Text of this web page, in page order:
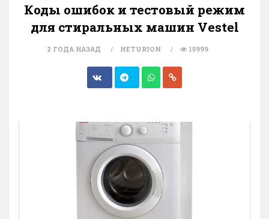
Коды ошибок и тестовый режим
для стиральных машин Vestel
2 ГОДА НАЗАД HETURION 15999